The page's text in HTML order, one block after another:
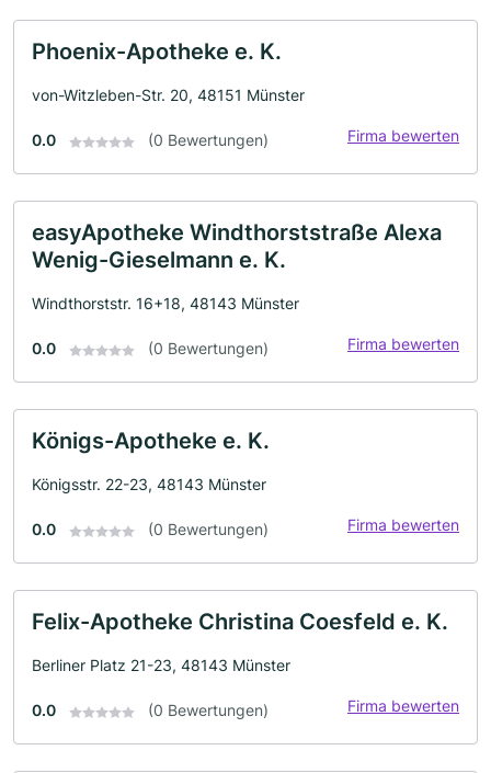
Phoenix-Apotheke e. K.
von-Witzleben-Str. 20, 48151 Münster
0.0 (0 Bewertungen) Firma bewerten
easyApotheke Windthorststraße Alexa
Wenig-Gieselmann e. K.
Windthorststr. 16+18, 48143 Münster
0.0 (0 Bewertungen) Firma bewerten
Königs-Apotheke e. K.
Königsstr. 22-23, 48143 Münster
0.0 (0 Bewertungen) Firma bewerten
Felix-Apotheke Christina Coesfeld e. K.
Berliner Platz 21-23, 48143 Münster
0.0 (0 Bewertungen) Firma bewerten